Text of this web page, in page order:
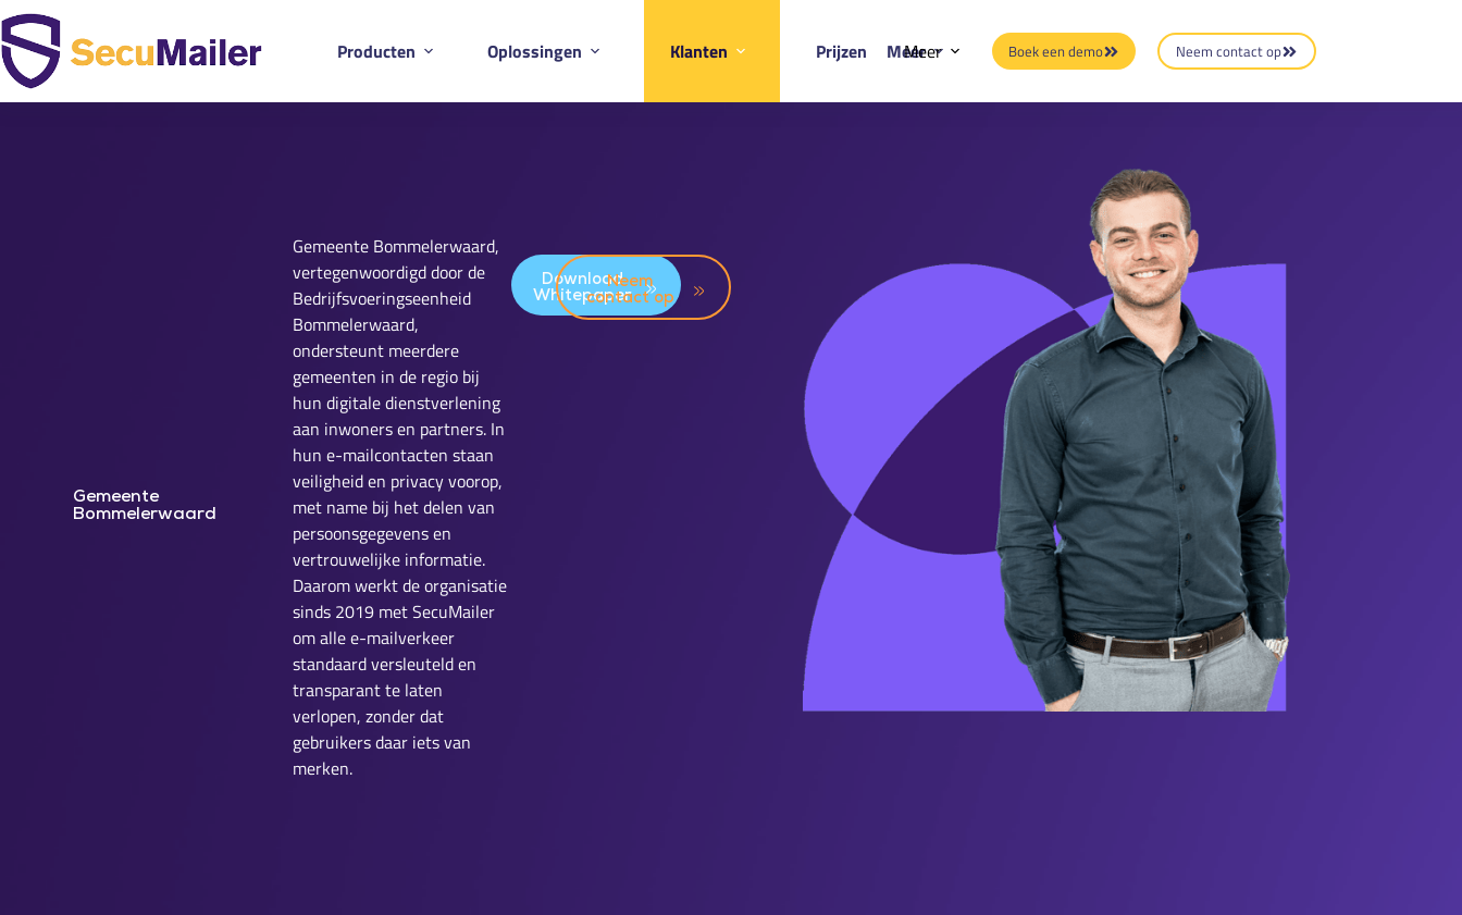
Producten Oplossingen Klanten Prijzen Meer
Meer Boek een demo Neem contact op
Gemeente
Bommelerwaard
Gemeente Bommelerwaard,
vertegenwoordigd door de
Bedrijfsvoeringseenheid
Bommelerwaard,
ondersteunt meerdere
gemeenten in de regio bij
hun digitale dienstverlening
aan inwoners en partners. In
hun e-mailcontacten staan
veiligheid en privacy voorop,
met name bij het delen van
persoonsgegevens en
vertrouwelijke informatie.
Daarom werkt de organisatie
sinds 2019 met SecuMailer
om alle e-mailverkeer
standaard versleuteld en
transparant te laten
verlopen, zonder dat
gebruikers daar iets van
merken.
Download
Whitepaper
Neem
contact op